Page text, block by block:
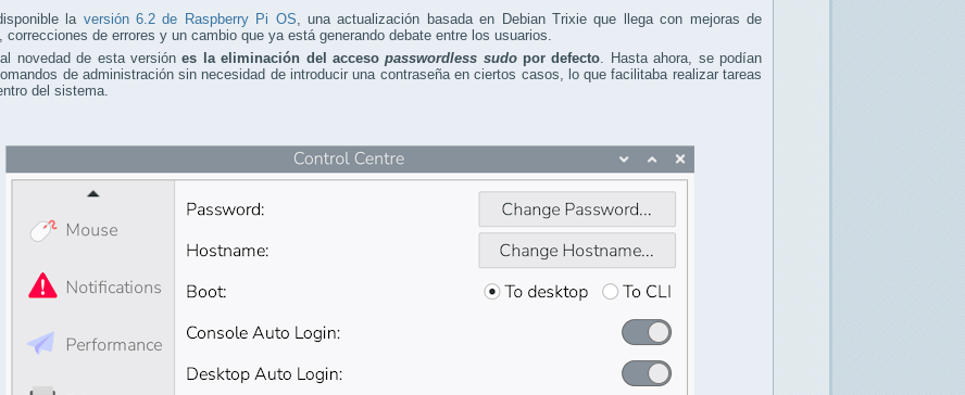
la versión 6.2 de Raspberry Pi OS , una actualización basada en Debian Trixie que llega con mejoras de
correcciones de errores y un cambio que ya está generando debate entre los usuarios.
novedad de esta versiónes la eliminación del accesopasswordless sudopor defecto. Hasta ahora, se podían
de administración sin necesidad de introducir una contraseña en ciertos casos, lo que facilitaba realizar tareas
del sistema.